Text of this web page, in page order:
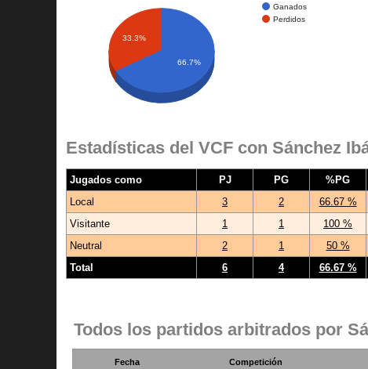
Ganados
Perdidos
33.3%
66.7%
Estadísticas del VCF con Sánchez
Jugados como PJ PG %PG
Local
3 2 66.67 %
Visitante
1 1 100 %
Neutral
2 1 50 %
Total
6 4 66.67 %
Todos los partidos arbitrados por
Fecha Competición